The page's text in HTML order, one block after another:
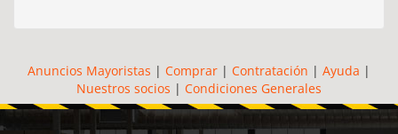
Anuncios Mayoristas | Comprar | Contratación | Ayuda |
Nuestros socios | Condiciones Generales